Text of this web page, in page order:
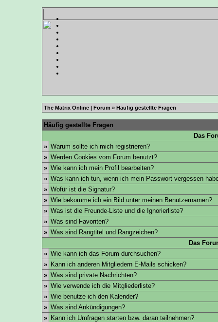
The Matrix Online | Forum » Häufig gestellte Fragen
Häufig gestellte Fragen
Das
» Warum sollte ich mich registrieren?
» Werden Cookies vom Forum benutzt?
» Wie kann ich mein Profil bearbeiten?
» Was kann ich tun, wenn ich mein Passwort vergessen
» Wofür ist die Signatur?
» Wie bekomme ich ein Bild unter meinen Benutzernamen?
» Was ist die Freunde-Liste und die Ignorierliste?
» Was sind Favoriten?
» Was sind Rangtitel und Rangzeichen?
Das
» Wie kann ich das Forum durchsuchen?
» Kann ich anderen Mitgliedern E-Mails schicken?
» Was sind private Nachrichten?
» Wie verwende ich die Mitgliederliste?
» Wie benutze ich den Kalender?
» Was sind Ankündigungen?
» Kann ich Umfragen starten bzw. daran teilnehmen?